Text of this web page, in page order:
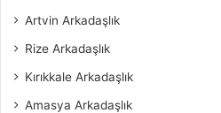
Artvin Arkadaşlık
Rize Arkadaşlık
Kırıkkale Arkadaşlık
Amasya Arkadaşlık